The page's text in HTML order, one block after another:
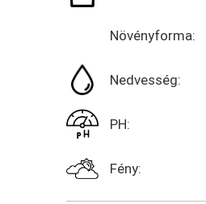
Növényforma:
Nedvesség:
PH:
Fény: